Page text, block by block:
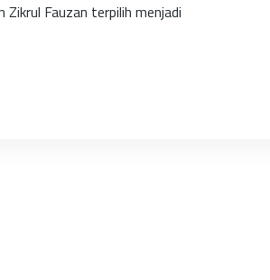
Fauzan terpilih menjadi